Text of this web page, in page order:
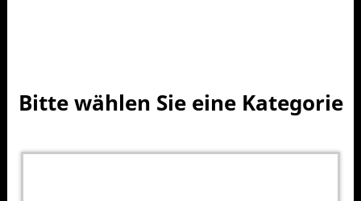
Bitte wählen Sie eine Kategorie